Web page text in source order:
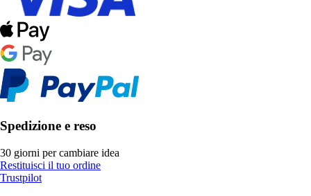
Spedizione e reso
30 giorni per cambiare idea
Restituisci il tuo ordine
Trustpilot